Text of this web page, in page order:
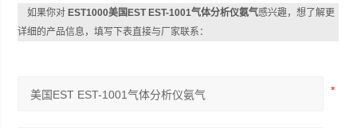
如果你对 EST1000美国EST EST-1001气体分析仪氨气感兴趣，想了解更
详细的产品信息，填写下表直接与厂家联系：